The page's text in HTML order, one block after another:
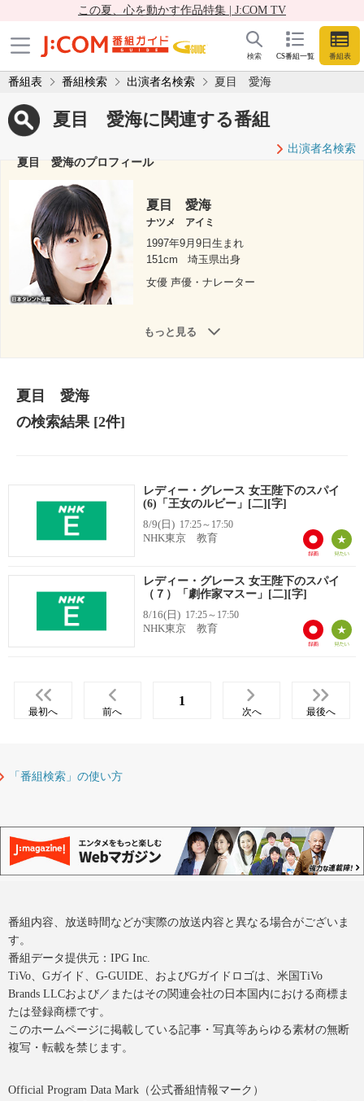
この夏、心を動かす作品特集 | J:COM TV
CS番組一覧 番組表
検索
番組表 番組検索 出演者名検索 夏目 愛海
夏目 愛海に関連する番組
出演者名検索
夏目 愛海のプロフィール
夏目 愛海
ナツメ アイミ
1997年9月9日生まれ
151cm
埼玉県出身
女優 声優・ナレーター
もっと見る
夏目 愛海
の検索結果[2件]
レディー・グレース 女王陛下のスパイ
(6)「王女のルビー」[二][字]
8/9(日) 17:25～17:50
NHK東京 教育
レディー・グレース 女王陛下のスパイ
（７）「劇作家マスー」[二][字]
8/16(日) 17:25～17:50
NHK東京 教育
最初へ 前へ
1
次へ 最後へ
「番組検索」の使い方
番組内容、放送時間などが実際の放送内容と異なる場合がございま
す。
番組データ提供元：IPG Inc.
TiVo、Gガイド、G-GUIDE、およびGガイドロゴは、米国TiVo
Brands LLCおよび／またはその関連会社の日本国内における商標ま
たは登録商標です。
このホームページに掲載している記事・写真等あらゆる素材の無断
複写・転載を禁じます。
Official Program Data Mark（公式番組情報マーク）